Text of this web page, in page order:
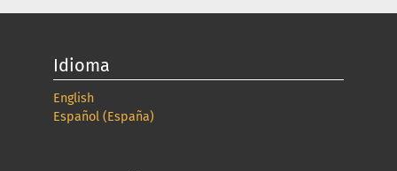
Idioma
English
Español (España)